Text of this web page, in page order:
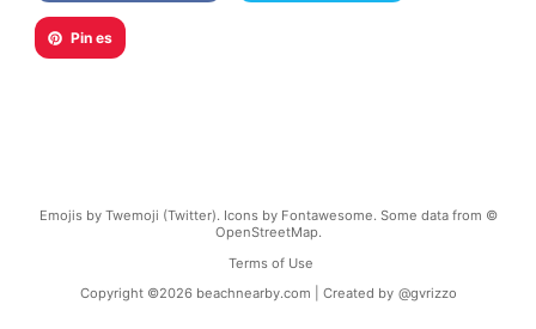
Pin es
Emojis by Twemoji (Twitter). Icons by Fontawesome. Some data from ©
OpenStreetMap.
Terms of Use
Copyright ©2026 beachnearby.com | Created by @gvrizzo